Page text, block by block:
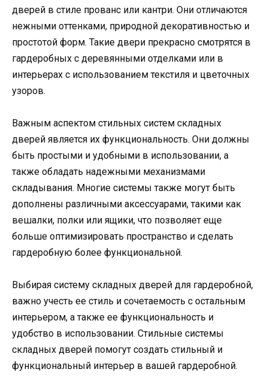
дверей в стиле прованс или кантри. Они отличаются
нежными оттенками, природной декоративностью и
простотой форм. Такие двери прекрасно смотрятся в
гардеробных с деревянными отделками или в
интерьерах с использованием текстиля и цветочных
узоров.
Важным аспектом стильных систем складных
дверей является их функциональность. Они должны
быть простыми и удобными в использовании, а
также обладать надежными механизмами
складывания. Многие системы также могут быть
дополнены различными аксессуарами, такими как
вешалки, полки или ящики, что позволяет еще
больше оптимизировать пространство и сделать
гардеробную более функциональной.
Выбирая систему складных дверей для гардеробной,
важно учесть ее стиль и сочетаемость с остальным
интерьером, а также ее функциональность и
удобство в использовании. Стильные системы
складных дверей помогут создать стильный и
функциональный интерьер в вашей гардеробной.